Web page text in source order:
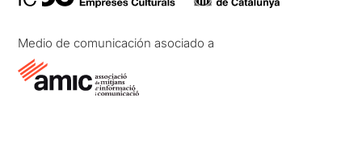
Medio de comunicación asociado a